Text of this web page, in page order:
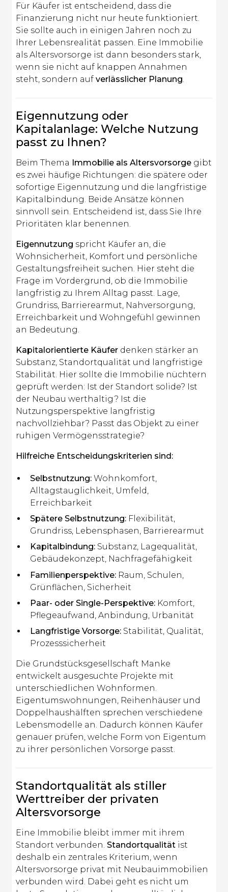
Für Käufer ist entscheidend, dass die
Finanzierung nicht nur heute funktioniert.
Sie sollte auch in einigen Jahren noch zu
Ihrer Lebensrealität passen. Eine Immobilie
als Altersvorsorge ist dann besonders stark,
wenn sie nicht auf knappen Annahmen
steht, sondern aufverlässlicher Planung.
Eigennutzung oder
Kapitalanlage: Welche Nutzung
passt zu Ihnen?
Beim Thema Immobilie als Altersvorsorge gibt
es zwei häufige Richtungen: die spätere oder
sofortige Eigennutzung und die langfristige
Kapitalbindung. Beide Ansätze können
sinnvoll sein. Entscheidend ist, dass Sie Ihre
Prioritäten klar benennen.
Eigennutzung spricht Käufer an, die
Wohnsicherheit, Komfort und persönliche
Gestaltungsfreiheit suchen. Hier steht die
Frage im Vordergrund, ob die Immobilie
langfristig zu Ihrem Alltag passt. Lage,
Grundriss, Barrierearmut, Nahversorgung,
Erreichbarkeit und Wohngefühl gewinnen
an Bedeutung.
Kapitalorientierte Käufer denken stärker an
Substanz, Standortqualität und langfristige
Stabilität. Hier sollte die Immobilie nüchtern
geprüft werden: Ist der Standort solide? Ist
der Neubau werthaltig? Ist die
Nutzungsperspektive langfristig
nachvollziehbar? Passt das Objekt zu einer
ruhigen Vermögensstrategie?
Hilfreiche Entscheidungskriterien sind:
Selbstnutzung: Wohnkomfort,
Alltagstauglichkeit, Umfeld,
Erreichbarkeit
Spätere Selbstnutzung: Flexibilität,
Grundriss, Lebensphasen, Barrierearmut
Kapitalbindung: Substanz, Lagequalität,
Gebäudekonzept, Nachfragefähigkeit
Familienperspektive: Raum, Schulen,
Grünflächen, Sicherheit
Paar- oder Single-Perspektive: Komfort,
Pflegeaufwand, Anbindung, Urbanität
Langfristige Vorsorge: Stabilität, Qualität,
Prozesssicherheit
Die Grundstücksgesellschaft Manke
entwickelt ausgesuchte Projekte mit
unterschiedlichen Wohnformen.
Eigentumswohnungen, Reihenhäuser und
Doppelhaushälften sprechen verschiedene
Lebensmodelle an. Dadurch können Käufer
genauer prüfen, welche Form von Eigentum
zu ihrer persönlichen Vorsorge passt.
Standortqualität als stiller
Werttreiber der privaten
Altersvorsorge
Eine Immobilie bleibt immer mit ihrem
Standort verbunden.Standortqualität ist
deshalb ein zentrales Kriterium, wenn
Altersvorsorge privat mit Neubauimmobilien
verbunden wird. Dabei geht es nicht um